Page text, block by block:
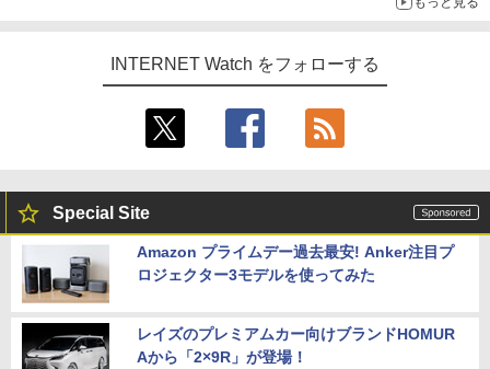
INTERNET Watch をフォローする
Special Site
Amazon プライムデー過去最安! Anker注目プ
ロジェクター3モデルを使ってみた
レイズのプレミアムカー向けブランドHOMUR
Aから「2×9R」が登場！